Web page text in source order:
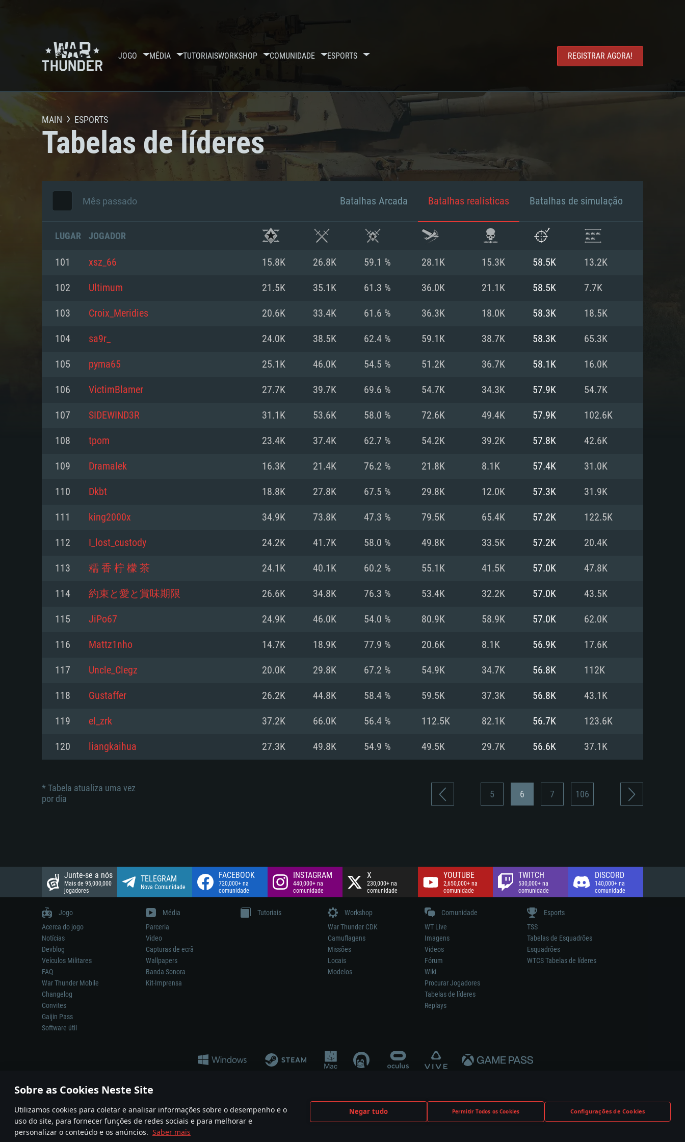
Sobre as Cookies Neste Site
Utilizamos cookies para coletar e analisar informações sobre o desempenho e o
uso do site, para fornecer funções de redes sociais e para melhorar e
personalizar o conteúdo e os anúncios. Saber mais
Negar tudo Permitir Todos os Cookies Configurações de Cookies
JOGO MÉDIA TUTORIAISWORKSHOP COMUNIDADE ESPORTS REGISTRAR AGORA!
REQUERIMENTOS DE SISTEMA
Mínimo
77XX / NVIDIA GeForce GTX 660. Resolução
mínima suportada: 720p
Network: Internet de banda larga.
Disco: 23,1 GB
Recomendado
superior
Memória: 16 GB ou mais
Placa Gráfica: Placa com DirectX 11 ou superior;
Nvidia GeForce 1060 ou superior, Radeon RX 570
Mínimo
mais recente
Processador: Core i5 2.2GHz mínimo (Intel Xeon
não suportado)
Memória: 6 GB
Placa Gráfica: Intel Iris Pro 5200 (Mac),
mínima suportada: 720p com suporte Metal.
Network: Internet de banda larga.
Disco: 21,5 GB
Recomendado
mais recente
Processador: Core i7 (Intel Xeon não suportado)
Memória: 8 GB
Placa Gráfica: Radeon Vega II ou superior com
suporte Metal.
Network: Internet de banda larga.
Disco: 60,2 GB
Mínimo
do Linux de 64bit
Processador: Dual-Core 2.4 GHz
Memória: 4 GB
Placa Gráfica: NVIDIA 660 com os drivers mais
recentes (não mais de 6 meses) / equivalentes
Vulkan (não mais de 6 meses); Resolução mínima
suportada: 720p.
Network: Internet de banda larga.
Disco: 21,5 GB
Recomendado
recentes (não mais de 6 meses) / equivalentes
AMD (Radeon RX 570) com os drivers mais
Vulkan.
Network: Internet de banda larga.
Disco: 60,2 GB
MAIN ESPORTS
Tabelas de líderes
Mês passado Batalhas Arcada Batalhas realísticas Batalhas de simulação
LUGAR JOGADOR
101 xsz_66 15.8K 26.8K 59.1 % 28.1K 15.3K 58.5K 13.2K
102 Ultimum 21.5K 35.1K 61.3 % 36.0K 21.1K 58.5K 7.7K
103 Croix_Meridies 20.6K 33.4K 61.6 % 36.3K 18.0K 58.3K 18.5K
104 sa9r_ 24.0K 38.5K 62.4 % 59.1K 38.7K 58.3K 65.3K
105 pyma65 25.1K 46.0K 54.5 % 51.2K 36.7K 58.1K 16.0K
106 VictimBlamer 27.7K 39.7K 69.6 % 54.7K 34.3K 57.9K 54.7K
107 SIDEWIND3R 31.1K 53.6K 58.0 % 72.6K 49.4K 57.9K 102.6K
108 tpom 23.4K 37.4K 62.7 % 54.2K 39.2K 57.8K 42.6K
109 Dramalek 16.3K 21.4K 76.2 % 21.8K 8.1K 57.4K 31.0K
110 Dkbt 18.8K 27.8K 67.5 % 29.8K 12.0K 57.3K 31.9K
111 king2000x 34.9K 73.8K 47.3 % 79.5K 65.4K 57.2K 122.5K
112 I_lost_custody 24.2K 41.7K 58.0 % 49.8K 33.5K 57.2K 20.4K
113 糯 香 柠 檬 茶 24.1K 40.1K 60.2 % 55.1K 41.5K 57.0K 47.8K
114 約束と愛と賞味期限 26.6K 34.8K 76.3 % 53.4K 32.2K 57.0K 43.5K
115 JiPo67 24.9K 46.0K 54.0 % 80.9K 58.9K 57.0K 62.0K
116 Mattz1nho 14.7K 18.9K 77.9 % 20.6K 8.1K 56.9K 17.6K
117 Uncle_Clegz 20.0K 29.8K 67.2 % 54.9K 34.7K 56.8K 112K
118 Gustaffer 26.2K 44.8K 58.4 % 59.5K 37.3K 56.8K 43.1K
119 el_zrk 37.2K 66.0K 56.4 % 112.5K 82.1K 56.7K 123.6K
120 liangkaihua 27.3K 49.8K 54.9 % 49.5K 29.7K 56.6K 37.1K
* Tabela atualiza uma vez
por dia
5 6 7 106
Junte-se a nós
Mais de 95,000,000
jogadores
TELEGRAM
Nova Comunidade
FACEBOOK
720,000+ na
comunidade
INSTAGRAM
440,000+ na
comunidade
X
230,000+ na
comunidade
YOUTUBE
2,650,000+ na
comunidade
TWITCH
530,000+ na
comunidade
DISCORD
140,000+ na
comunidade
Jogo
Acerca do jogo
Notícias
Devblog
Veículos Militares
FAQ
War Thunder Mobile
Changelog
Convites
Gaijin Pass
Software útil
Média
Parceria
Video
Capturas de ecrã
Wallpapers
Banda Sonora
Kit-Imprensa
Tutoriais
Workshop
War Thunder CDK
Camuflagens
Missões
Locais
Modelos
Comunidade
WT Live
Imagens
Videos
Fórum
Wiki
Procurar Jogadores
Tabelas de líderes
Replays
Esports
TSS
Tabelas de Esquadrões
Esquadrões
WTCS Tabelas de líderes
A reprodução de qualquer sistema de armas ou veículo neste jogo não significa participação no desenvolvimento, patrocínio ou aval do respetivo construtor.
© 2011—2026 Gaijin Games Kft. All trademarks, logos and brand names are the property of their respective owners.
Termos e condições Termos de Serviço